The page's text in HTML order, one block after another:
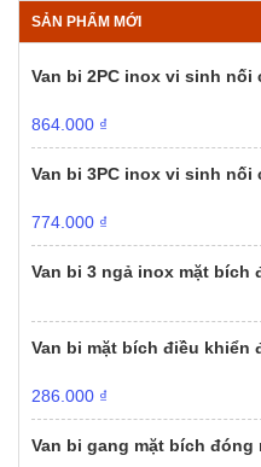
SẢN PHẨM MỚI
Van bi 2PC inox vi sinh nối
864.000 ₫
Van bi 3PC inox vi sinh nối
774.000 ₫
Van bi 3 ngả inox mặt bích
Van bi mặt bích điều khiển
286.000 ₫
Van bi gang mặt bích đóng